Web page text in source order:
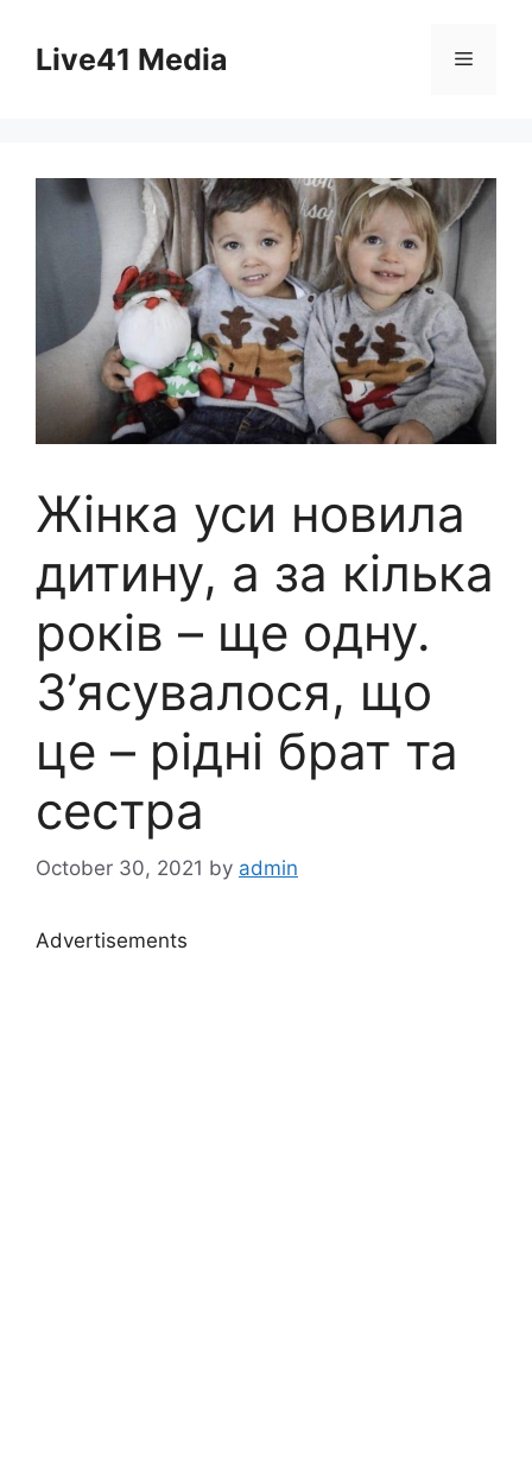
contentLive41 Media Menu
Жінка уси новила
дитину, а за кілька
років – ще одну.
З’ясувалося, що
це – рідні брат та
сестра
October 30, 2021 by admin
Advertisements